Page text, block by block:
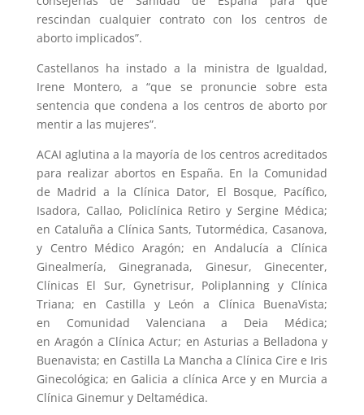
rescindan cualquier contrato con los centros de
aborto implicados”.
Castellanos ha instado a la ministra de Igualdad,
Irene Montero, a “que se pronuncie sobre esta
sentencia que condena a los centros de aborto por
mentir a las mujeres”.
ACAI aglutina a la mayoría de los centros acreditados
para realizar abortos en España. En la Comunidad
de Madrid a la Clínica Dator, El Bosque, Pacífico,
Isadora, Callao, Policlínica Retiro y Sergine Médica;
en Cataluña a Clínica Sants, Tutormédica, Casanova,
y Centro Médico Aragón; en Andalucía a Clínica
Ginealmería, Ginegranada, Ginesur, Ginecenter,
Clínicas El Sur, Gynetrisur, Poliplanning y Clínica
Triana; en Castilla y León a Clínica BuenaVista;
en Comunidad Valenciana a Deia Médica;
en Aragón a Clínica Actur; en Asturias a Belladona y
Buenavista; en Castilla La Mancha a Clínica Cire e Iris
Ginecológica; en Galicia a clínica Arce y en Murcia a
Clínica Ginemur y Deltamédica.